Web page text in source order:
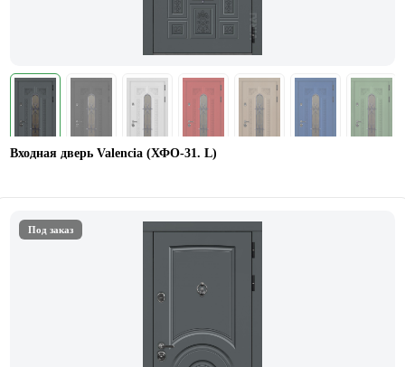
Входная дверь Valencia (ХФО-31. L)
Под заказ